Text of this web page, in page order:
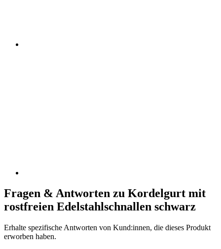
Fragen & Antworten zu Kordelgurt mit
rostfreien Edelstahlschnallen schwarz
Erhalte spezifische Antworten von Kund:innen, die dieses Produkt
erworben haben.